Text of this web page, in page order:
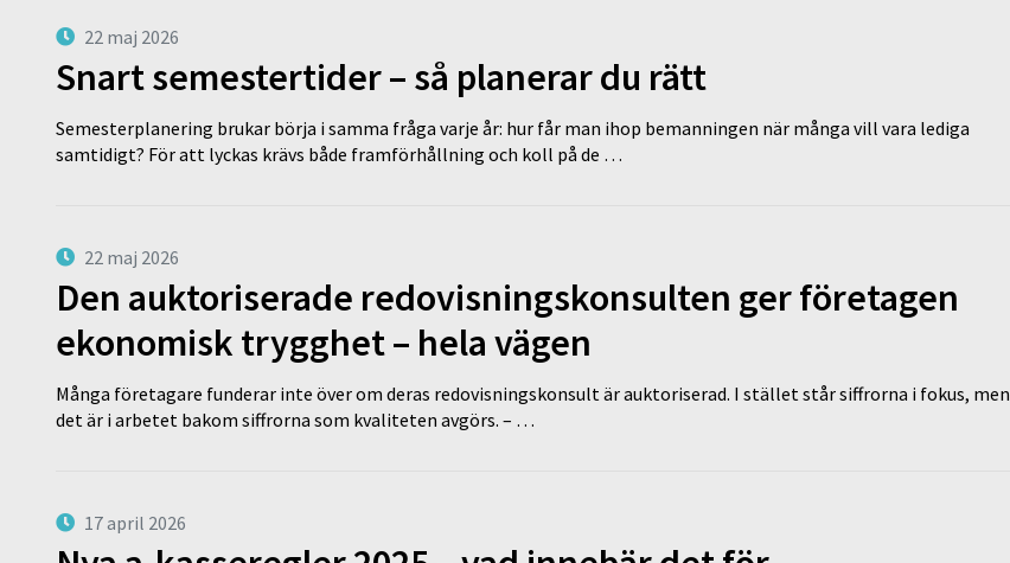
22 maj 2026
Snart semestertider – så planerar du rätt
Semesterplanering brukar börja i samma fråga varje år: hur får man ihop bemanningen när många vill vara lediga
samtidigt? För att lyckas krävs både framförhållning och koll på de …
22 maj 2026
Den auktoriserade redovisningskonsulten ger företagen
ekonomisk trygghet – hela vägen
Många företagare funderar inte över om deras redovisningskonsult är auktoriserad. I stället står siffrorna i fokus, men
det är i arbetet bakom siffrorna som kvaliteten avgörs. – …
17 april 2026